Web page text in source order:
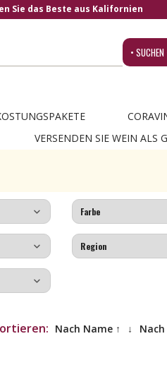
Sie das Beste aus Kalifornien
• SUCHEN
VERSENDEN SIE WEIN ALS
Nach Name ↑ ↓ Nach